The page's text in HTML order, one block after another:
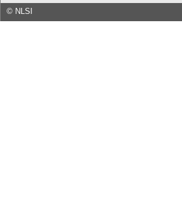
© NLSI